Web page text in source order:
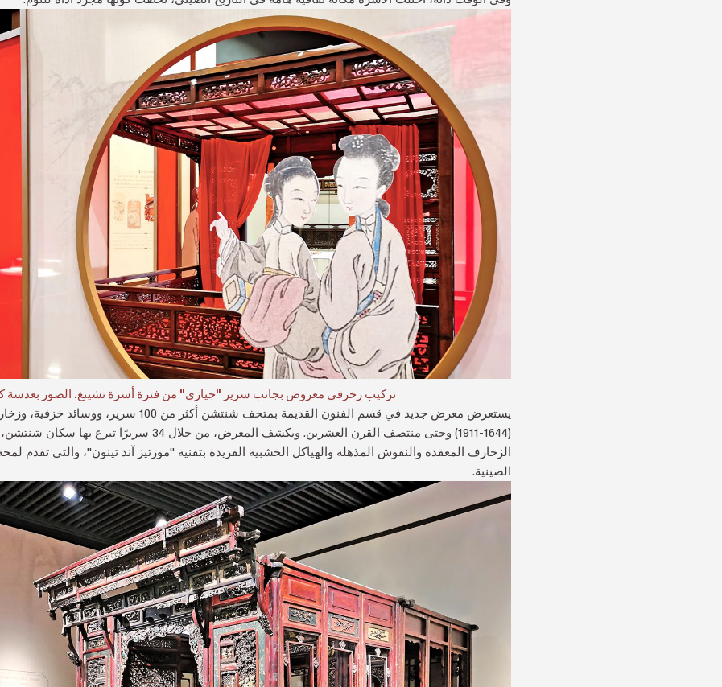
تركيب زخرفي معروض بجانب سرير "جيازي" من فترة أسرة تشينغ. الصور بعدسة
يستعرض معرض جديد في قسم الفنون القديمة بمتحف شنتشن
(1644-1911) وحتى منتصف القرن العشرين. ويكشف المعرض، من
الزخارف المعقدة والنقوش المذهلة والهياكل الخشبية الفريدة بتقنية "مورتيز آند تينون"، والتي تقدم
الصينية.